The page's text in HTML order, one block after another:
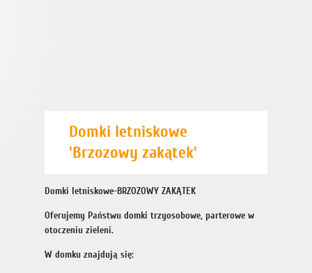
Domki letniskowe
'Brzozowy zakątek'
Domki letniskowe-BRZOZOWY ZAKĄTEK
Oferujemy Państwu domki trzyosobowe, parterowe w
otoczeniu zieleni.
W domku znajdują się: